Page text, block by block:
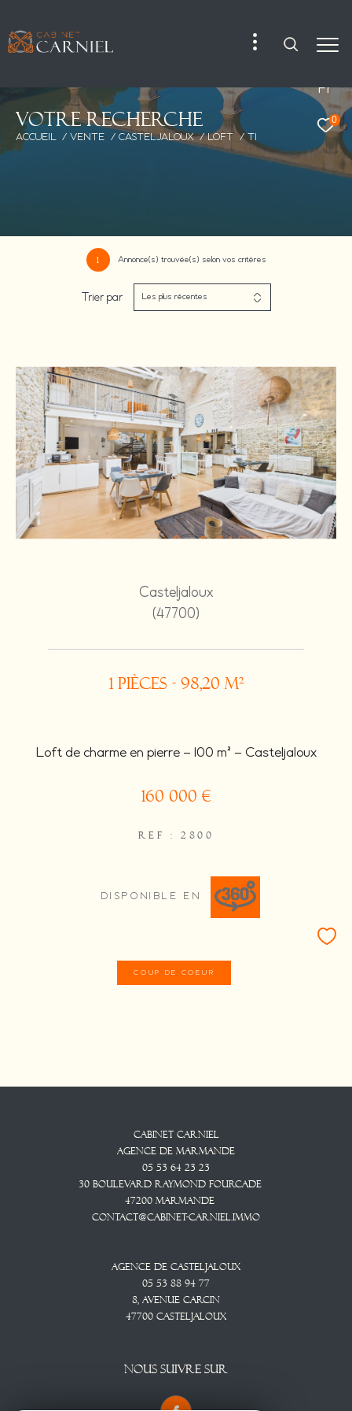
Fr
0
Votre recherche
ACCUEIL VENTE CASTELJALOUX LOFT T1
1 Annonce(s) trouvée(s) selon vos critères
Trier par Les plus récentes
Casteljaloux
(47700)
1 pièces - 98,20 m²
Loft de charme en pierre – 100 m² – Casteljaloux
160 000 €
REF : 2800
DISPONIBLE EN
COUP DE COEUR
Cabinet CARNIEL
Agence De Marmande
05 53 64 23 23
30 Boulevard Raymond Fourcade
47200
Marmande
contact@cabinet-carniel.immo
Agence De Casteljaloux
05 53 88 94 77
8, Avenue CARCIN
47700
CASTELJALOUX
NOUS SUIVRE SUR